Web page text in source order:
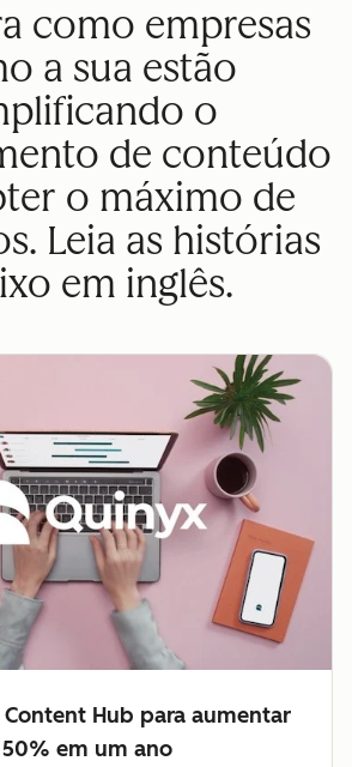
como empresas
a sua estão
o
de conteúdo
o máximo de
Leia as histórias
em inglês.
Hub para aumentar
em um ano